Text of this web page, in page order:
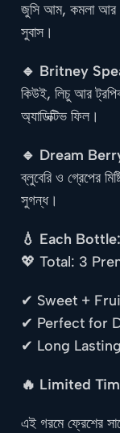
জুসি আম, কমলা আর
সুবাস।
🔹 Britney
কিউই, লিচু আর
অ্যাডিক্টিভ ফিল।
🔹 Dream
ব্লুবেরি ও গ্রেপের
সুগন্ধ।
💧 Each
💖 Total: 3
✔ Sweet +
✔ Perfect for
✔ Long
🔥 Limited
এই গরমে ফ্রেশের